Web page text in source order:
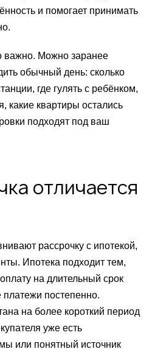
и помогает принимать
важно. Можно заранее
обычный день: сколько
где гулять с ребёнком,
какие квартиры остались
подходят под ваш
отличается
рассрочку с ипотекой,
Ипотека подходит тем,
на длительный срок
постепенно.
на более короткий период
уже есть
или понятный источник